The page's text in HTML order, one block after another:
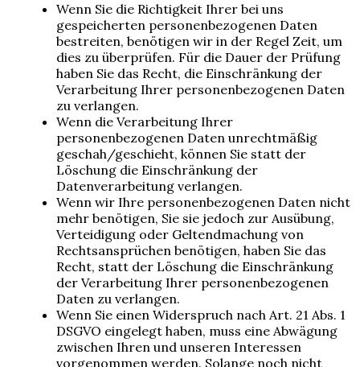
Wenn Sie die Richtigkeit Ihrer bei uns
gespeicherten personenbezogenen Daten
bestreiten, benötigen wir in der Regel Zeit, um
dies zu überprüfen. Für die Dauer der Prüfung
haben Sie das Recht, die Einschränkung der
Verarbeitung Ihrer personenbezogenen Daten
zu verlangen.
Wenn die Verarbeitung Ihrer
personenbezogenen Daten unrechtmäßig
geschah/geschieht, können Sie statt der
Löschung die Einschränkung der
Datenverarbeitung verlangen.
Wenn wir Ihre personenbezogenen Daten nicht
mehr benötigen, Sie sie jedoch zur Ausübung,
Verteidigung oder Geltendmachung von
Rechtsansprüchen benötigen, haben Sie das
Recht, statt der Löschung die Einschränkung
der Verarbeitung Ihrer personenbezogenen
Daten zu verlangen.
Wenn Sie einen Widerspruch nach Art. 21 Abs. 1
DSGVO eingelegt haben, muss eine Abwägung
zwischen Ihren und unseren Interessen
vorgenommen werden. Solange noch nicht